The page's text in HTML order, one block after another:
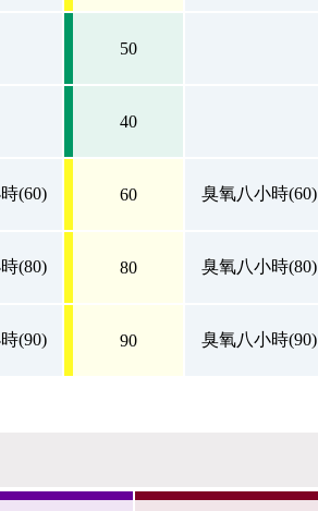
50
40
(60) 60 臭氧八小時(60)
(80) 80 臭氧八小時(80)
(90) 90 臭氧八小時(90)